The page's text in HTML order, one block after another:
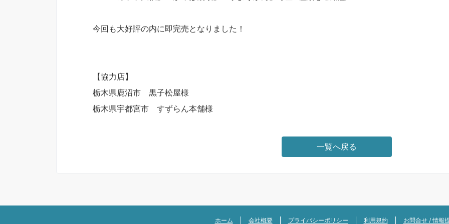
今回も大好評の内に即完売となりました！
【協力店】
栃木県鹿沼市 黒子松屋様
栃木県宇都宮市 すずらん本舗様
一覧へ戻る
ホーム 会社概要 プライバシーポリシー 利用規約 お問合せ / 情報